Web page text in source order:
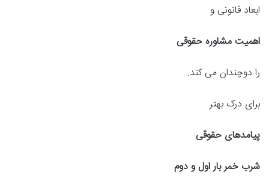
ابعاد قانونی و
اهمیت مشاوره حقوقی
را دوچندان می کند.
برای درک بهتر
پیامدهای حقوقی
شرب خمر بار اول و دوم